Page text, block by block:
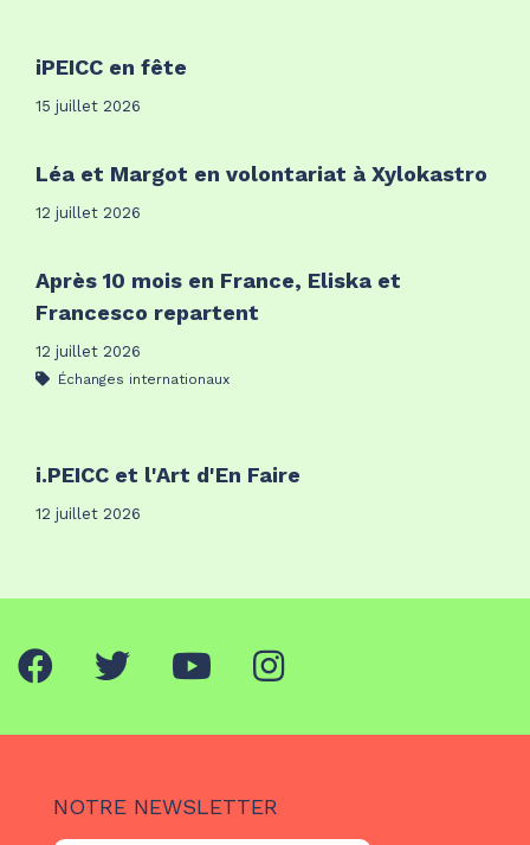
iPEICC en fête
15 juillet 2026
Léa et Margot en volontariat à Xylokastro
12 juillet 2026
Après 10 mois en France, Eliska et
Francesco repartent
12 juillet 2026
Échanges internationaux
i.PEICC et l'Art d'En Faire
12 juillet 2026
NOTRE NEWSLETTER